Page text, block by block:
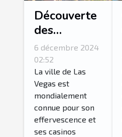
Découverte
des
merveilles
naturelles
autour de
Las Vegas
en excursion
guidée
6 décembre 2024
02:52
La ville de Las
Vegas est
mondialement
connue pour son
effervescence et
ses casinos